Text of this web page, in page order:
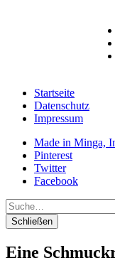
Startseite
Datenschutz
Impressum
Made in Minga,
Pinterest
Twitter
Facebook
Suche
Schließen
Eine